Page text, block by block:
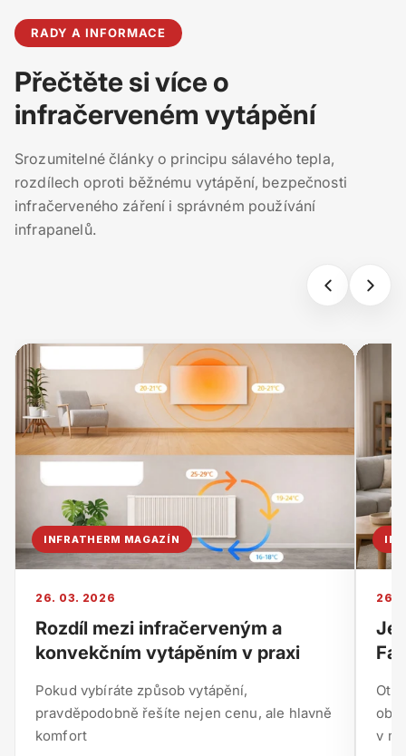
RADY A INFORMACE
Přečtěte si více o
infračerveném vytápění
Srozumitelné články o principu sálavého tepla,
rozdílech oproti běžnému vytápění, bezpečnosti
infračerveného záření i správném používání
infrapanelů.
INFRATHERM MAGAZÍN
26. 03. 2026
Rozdíl mezi infračerveným a
konvekčním vytápěním v praxi
Pokud vybíráte způsob vytápění,
pravděpodobně řešíte nejen cenu, ale hlavně
komfort
26.
Je
v